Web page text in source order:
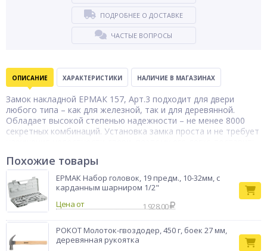
ПОДРОБНЕЕ О ДОСТАВКЕ
ЧАСТЫЕ ВОПРОСЫ
ОПИСАНИЕ ХАРАКТЕРИСТИКИ НАЛИЧИЕ В МАГАЗИНАХ
Замок накладной ЕРМАК 157, Арт.3 подходит для двери
любого типа – как для железной, так и для деревянной.
Обладает высокой степенью надежности – не менее 8000
секретных комбинаций. Установка замка проста и не требует
дополнительного запирающего устройства. Рассчитан на
толщину двери 35-40 мм. Полный комплект крепежа и 3
ключа в комплекте.
Тип товара
накладной
Бренд
Ермак
Похожие товары
ЕРМАК Набор головок, 19 предм., 10-32мм, с
карданным шарниром 1/2"
Цена от
1 928.00
РОКОТ Молоток-гвоздодер, 450 г, боек 27 мм,
деревянная рукоятка